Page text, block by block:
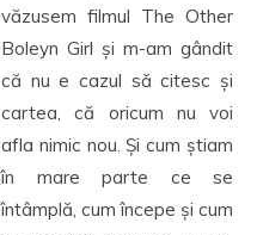
văzusem filmul The Other
Boleyn Girl și m-am gândit
că nu e cazul să citesc și
cartea, că oricum nu voi
afla nimic nou. Și cum știam
în mare parte ce se
întâmplă, cum începe și cum